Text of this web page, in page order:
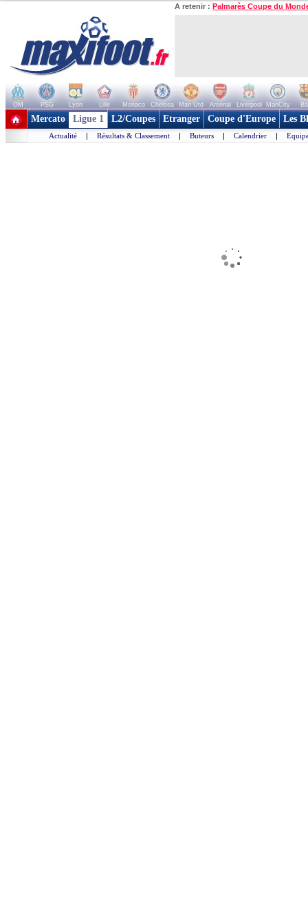
A retenir : Palmarès Coupe du
OM PSG Lyon Lille Monaco Chelsea Man Utd Arsenal Liverpool ManCity
+ de clubs
Mercato Ligue 1 L2/Coupes Etranger Coupe d'Europe Les
Actualité | Résultats & Classement | Buteurs | Calendrier |